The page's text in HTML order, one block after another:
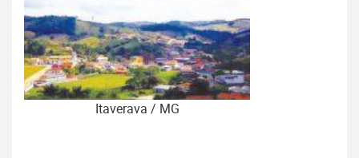
Itaverava / MG